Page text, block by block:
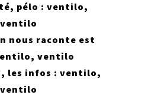
pélo : ventilo,
ventilo
nous raconte est
ventilo
les infos : ventilo,
ventilo